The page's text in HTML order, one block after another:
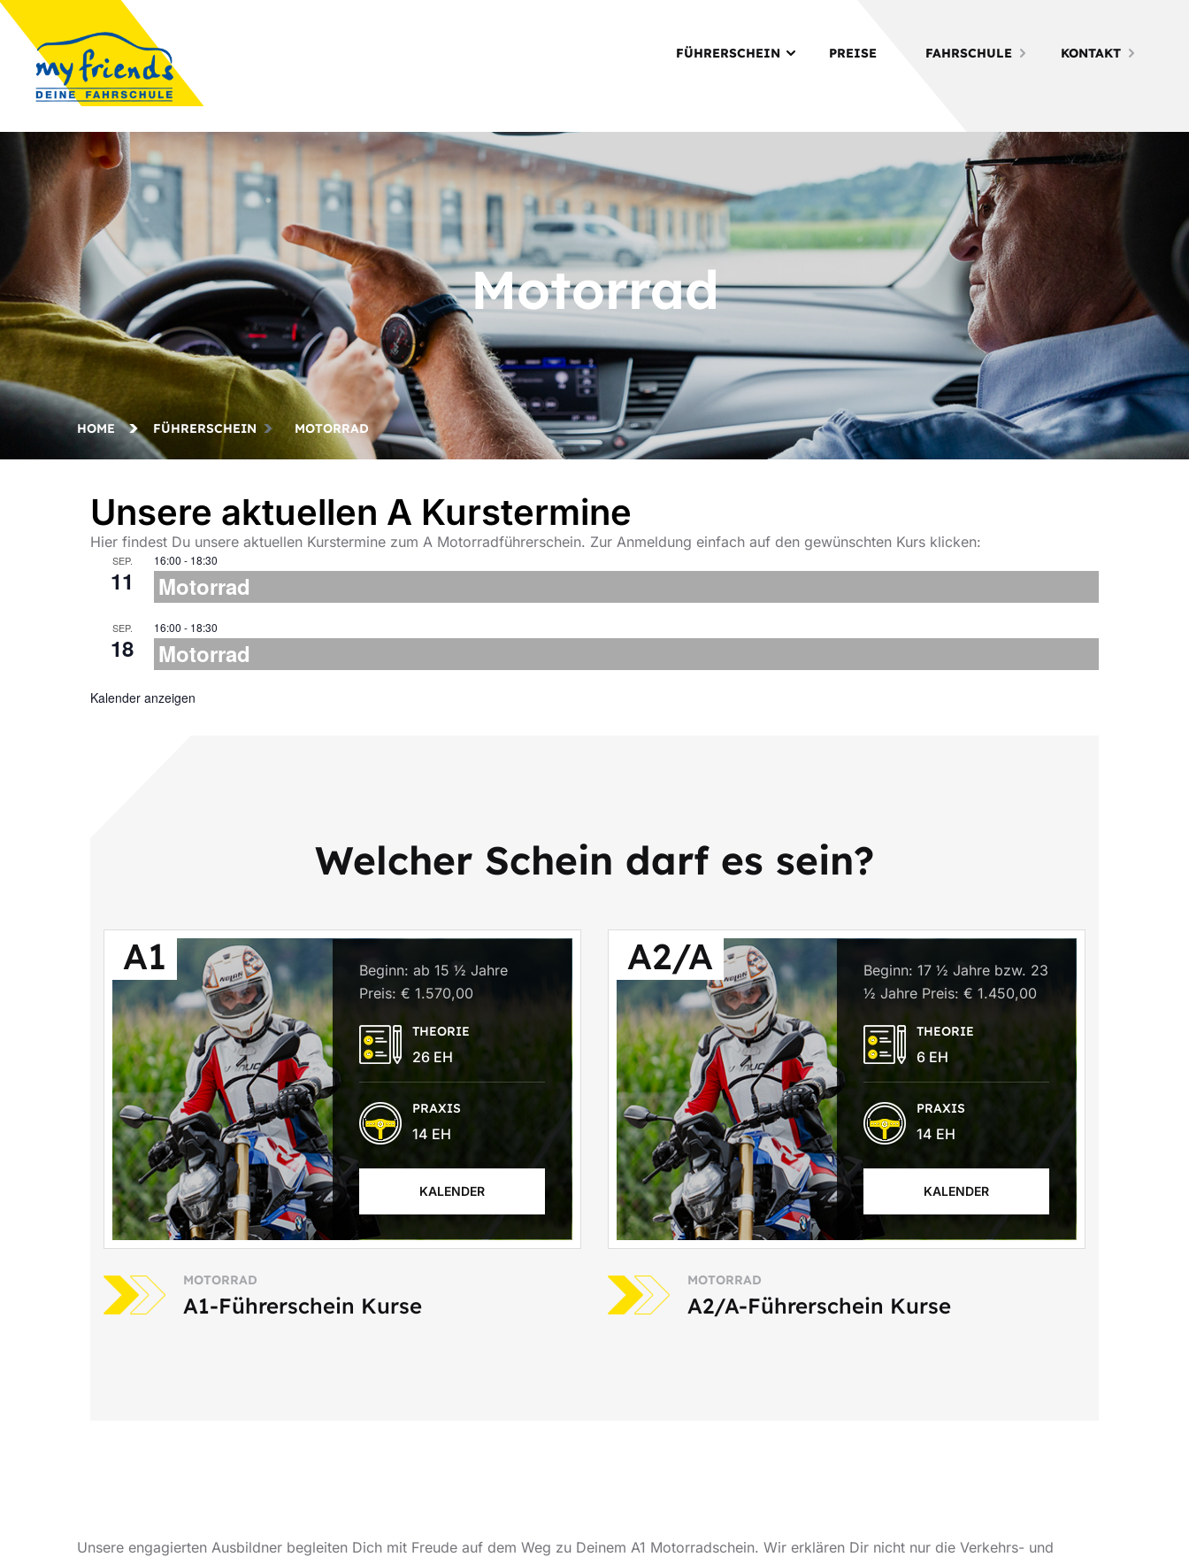
FÜHRERSCHEIN PREISE FAHRSCHULE KONTAKT
Motorrad
HOME FÜHRERSCHEIN MOTORRAD
Unsere aktuellen A Kurstermine
Hier findest Du unsere aktuellen Kurstermine zum A Motorradführerschein. Zur Anmeldung einfach auf den gewünschten Kurs klicken:
SEP.
11
16:00 - 18:30
Motorrad
SEP.
18
16:00 - 18:30
Motorrad
Kalender anzeigen
Welcher Schein darf es sein?
A1
Beginn: ab 15 ½ Jahre
Preis: € 1.570,00
THEORIE
26 EH
PRAXIS
14 EH
KALENDER
MOTORRAD
A1-Führerschein Kurse
A2/A
Beginn: 17 ½ Jahre bzw. 23
½ Jahre Preis: € 1.450,00
THEORIE
6 EH
PRAXIS
14 EH
KALENDER
MOTORRAD
A2/A-Führerschein Kurse
Unsere engagierten Ausbildner begleiten Dich mit Freude auf dem Weg zu Deinem A1 Motorradschein. Wir erklären Dir nicht nur die Verkehrs- und